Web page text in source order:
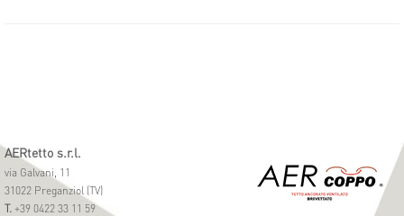
AERtetto s.r.l.
via Galvani, 11
31022 Preganziol (TV)
T. +39 0422 33 11 59